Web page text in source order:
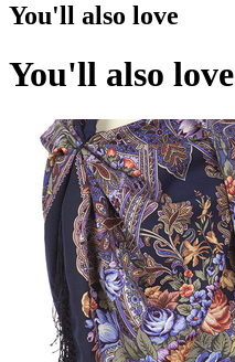
You'll also love
You'll also love